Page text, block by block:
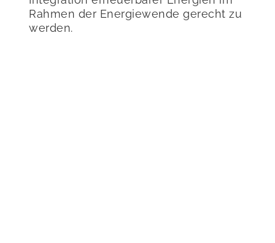
Rahmen der Energiewende gerecht zu
werden.